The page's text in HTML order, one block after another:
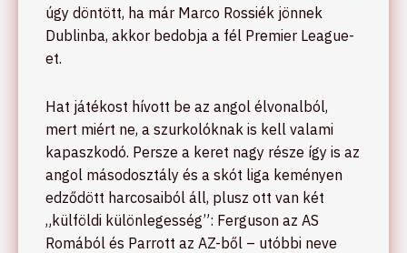
úgy döntött, ha már Marco Rossiék jönnek
Dublinba, akkor bedobja a fél Premier League-
et.
Hat játékost hívott be az angol élvonalból,
mert miért ne, a szurkolóknak is kell valami
kapaszkodó. Persze a keret nagy része így is az
angol másodosztály és a skót liga keményen
edződött harcosaiból áll, plusz ott van két
„külföldi különlegesség”: Ferguson az AS
Romából és Parrott az AZ-ből – utóbbi neve